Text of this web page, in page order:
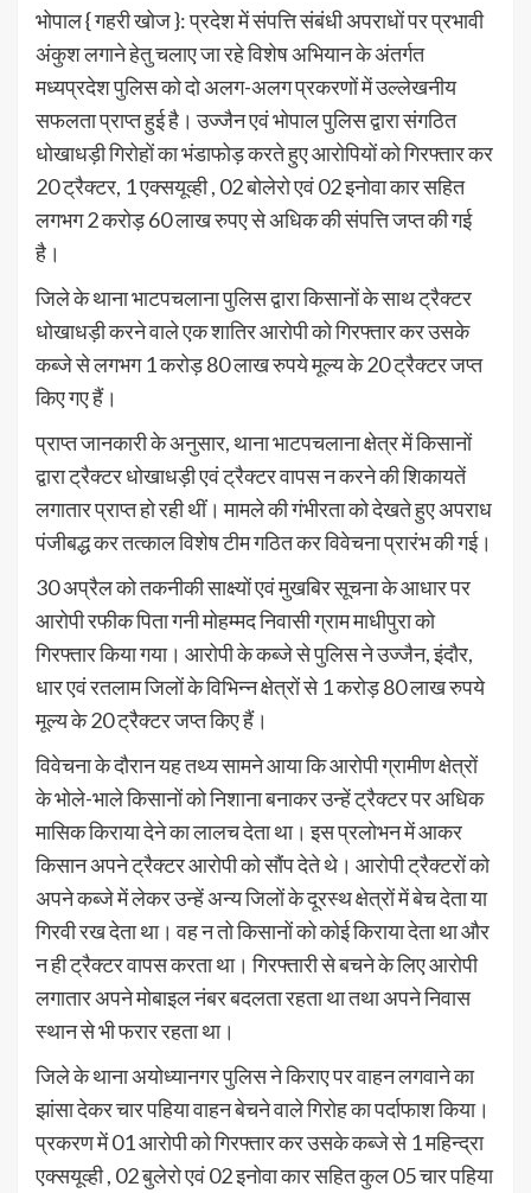
भोपाल { गहरी खोज }: प्रदेश में संपत्ति संबंधी अपराधों पर प्रभावी
अंकुश लगाने हेतु चलाए जा रहे विशेष अभियान के अंतर्गत
मध्यप्रदेश पुलिस को दो अलग-अलग प्रकरणों में उल्लेखनीय
सफलता प्राप्त हुई है। उज्जैन एवं भोपाल पुलिस द्वारा संगठित
धोखाधड़ी गिरोहों का भंडाफोड़ करते हुए आरोपियों को गिरफ्तार कर
20 ट्रैक्टर, 1 एक्सयूव्ही , 02 बोलेरो एवं 02 इनोवा कार सहित
लगभग 2 करोड़ 60 लाख रुपए से अधिक की संपत्ति जप्त की गई
है।
जिले के थाना भाटपचलाना पुलिस द्वारा किसानों के साथ ट्रैक्टर
धोखाधड़ी करने वाले एक शातिर आरोपी को गिरफ्तार कर उसके
कब्जे से लगभग 1 करोड़ 80 लाख रुपये मूल्य के 20 ट्रैक्टर जप्त
किए गए हैं।
प्राप्त जानकारी के अनुसार, थाना भाटपचलाना क्षेत्र में किसानों
द्वारा ट्रैक्टर धोखाधड़ी एवं ट्रैक्टर वापस न करने की शिकायतें
लगातार प्राप्त हो रही थीं। मामले की गंभीरता को देखते हुए अपराध
पंजीबद्ध कर तत्काल विशेष टीम गठित कर विवेचना प्रारंभ की गई।
30 अप्रैल को तकनीकी साक्ष्यों एवं मुखबिर सूचना के आधार पर
आरोपी रफीक पिता गनी मोहम्मद निवासी ग्राम माधीपुरा को
गिरफ्तार किया गया। आरोपी के कब्जे से पुलिस ने उज्जैन, इंदौर,
धार एवं रतलाम जिलों के विभिन्न क्षेत्रों से 1 करोड़ 80 लाख रुपये
मूल्य के 20 ट्रैक्टर जप्त किए हैं।
विवेचना के दौरान यह तथ्य सामने आया कि आरोपी ग्रामीण क्षेत्रों
के भोले-भाले किसानों को निशाना बनाकर उन्हें ट्रैक्टर पर अधिक
मासिक किराया देने का लालच देता था। इस प्रलोभन में आकर
किसान अपने ट्रैक्टर आरोपी को सौंप देते थे। आरोपी ट्रैक्टरों को
अपने कब्जे में लेकर उन्हें अन्य जिलों के दूरस्थ क्षेत्रों में बेच देता या
गिरवी रख देता था। वह न तो किसानों को कोई किराया देता था और
न ही ट्रैक्टर वापस करता था। गिरफ्तारी से बचने के लिए आरोपी
लगातार अपने मोबाइल नंबर बदलता रहता था तथा अपने निवास
स्थान से भी फरार रहता था।
जिले के थाना अयोध्यानगर पुलिस ने किराए पर वाहन लगवाने का
झांसा देकर चार पहिया वाहन बेचने वाले गिरोह का पर्दाफाश किया।
प्रकरण में 01 आरोपी को गिरफ्तार कर उसके कब्जे से 1 महिन्द्रा
एक्सयूव्ही , 02 बुलेरो एवं 02 इनोवा कार सहित कुल 05 चार पहिया